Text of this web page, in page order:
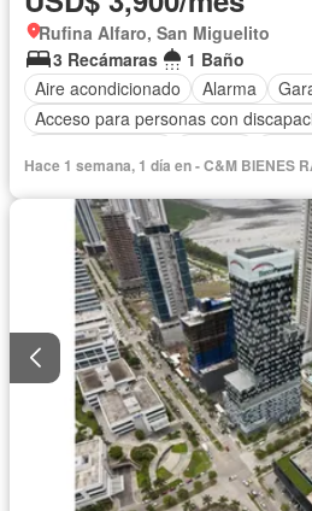
Rufina Alfaro, San Miguelito
3 Recámaras
1 Baño
Aire acondicionado
Alarma
Acceso para personas con
Hace 1 semana, 1 día en - C&M BIENES